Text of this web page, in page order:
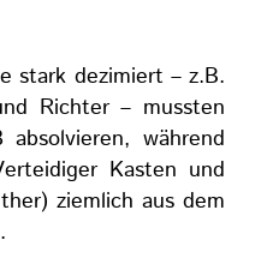
stark dezimiert – z.B.
Richter – mussten
während
Kasten und
ziemlich aus dem